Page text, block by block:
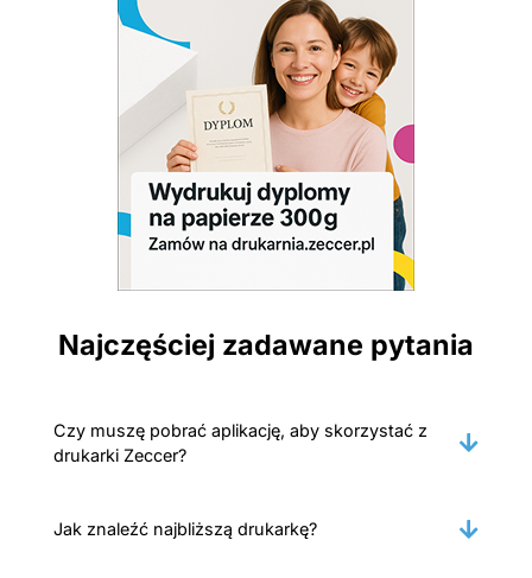
Najczęściej zadawane pytania
Czy muszę pobrać aplikację, aby skorzystać z
drukarki Zeccer?
Jak znaleźć najbliższą drukarkę?